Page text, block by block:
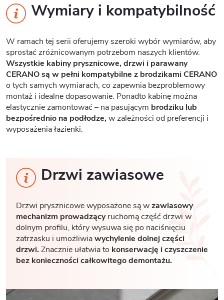
Wymiary i kompatybilność
W ramach tej serii oferujemy szeroki wybór wymiarów, aby
sprostać zróżnicowanym potrzebom naszych klientów.
Wszystkie kabiny prysznicowe, drzwi i parawany
CERANO są w pełni kompatybilne z brodzikami CERANO
o tych samych wymiarach, co zapewnia bezproblemowy
montaż i idealne dopasowanie. Ponadto kabinę można
elastycznie zamontować – na pasującym brodziku lub
bezpośrednio na podłodze,w zależności od preferencji i
wyposażenia łazienki.
Drzwi zawiasowe
Drzwi prysznicowe wyposażone są wzawiasowy
mechanizm prowadzącyruchomą część drzwi w
dolnym profilu, który wysuwa się po naciśnięciu
zatrzasku i umożliwiawychylenie dolnej części
drzwi.Znacznie ułatwia to konserwację i czyszczenie
bez konieczności całkowitego demontażu.